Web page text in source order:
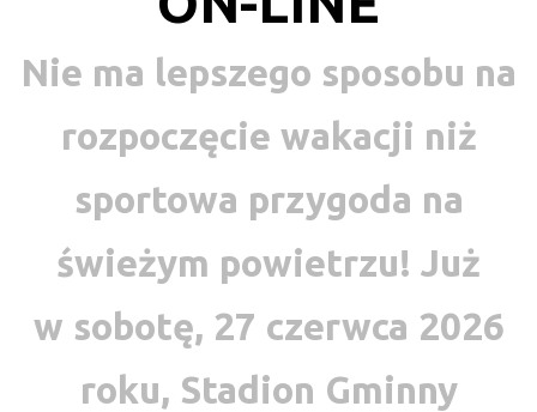
Nie ma lepszego sposobu na
rozpoczęcie wakacji niż
sportowa przygoda na
świeżym powietrzu! Już
w sobotę, 27 czerwca 2026
roku, Stadion Gminny